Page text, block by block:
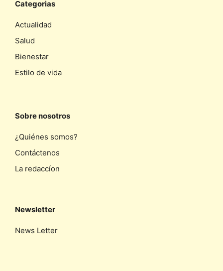
Categorias
Actualidad
Salud
Bienestar
Estilo de vida
Sobre nosotros
¿Quiénes somos?
Contáctenos
La redaccíon
Newsletter
News Letter